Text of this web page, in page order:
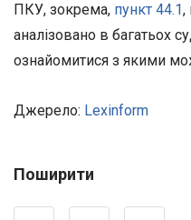
ПКУ, зокрема, пункт 44.1,
аналізовано в багатьох
ознайомитися з якими
Джерело: Lexinform
Поширити